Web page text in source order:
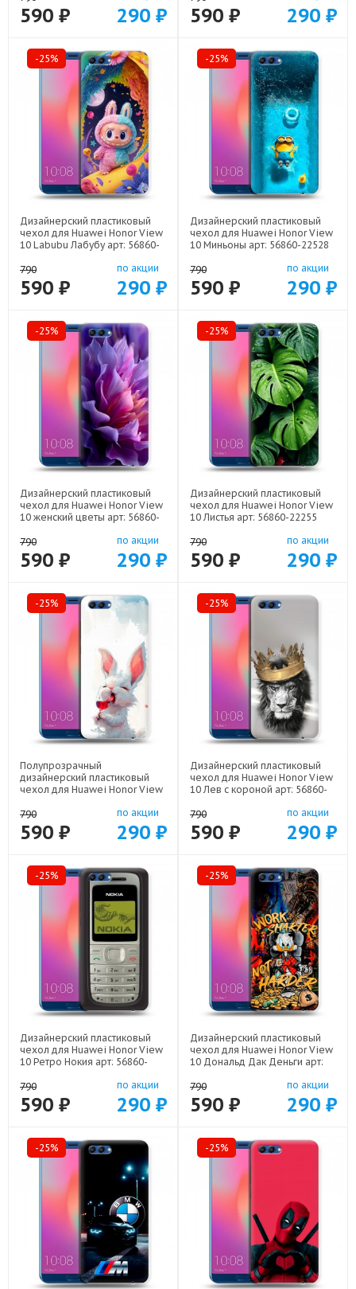
590 ₽ 290 ₽ 590 ₽ 290 ₽
-25%
Дизайнерский пластиковый
чехол для Huawei Honor View
10 Labubu Лабубу арт: 56860-
790
590 ₽
по акции
290 ₽
-25%
Дизайнерский пластиковый
чехол для Huawei Honor View
10 Миньоны арт: 56860-22528
790
590 ₽
по акции
290 ₽
-25%
Дизайнерский пластиковый
чехол для Huawei Honor View
10 женский цветы арт: 56860-
790
590 ₽
по акции
290 ₽
-25%
Дизайнерский пластиковый
чехол для Huawei Honor View
10 Листья арт: 56860-22255
790
590 ₽
по акции
290 ₽
-25%
Полупрозрачный
дизайнерский пластиковый
чехол для Huawei Honor View
22224
790
590 ₽
по акции
290 ₽
-25%
Дизайнерский пластиковый
чехол для Huawei Honor View
10 Лев с короной арт: 56860-
790
590 ₽
по акции
290 ₽
-25%
Дизайнерский пластиковый
чехол для Huawei Honor View
10 Ретро Нокия арт: 56860-
790
590 ₽
по акции
290 ₽
-25%
Дизайнерский пластиковый
чехол для Huawei Honor View
10 Дональд Дак Деньги арт:
790
590 ₽
по акции
290 ₽
-25% -25%